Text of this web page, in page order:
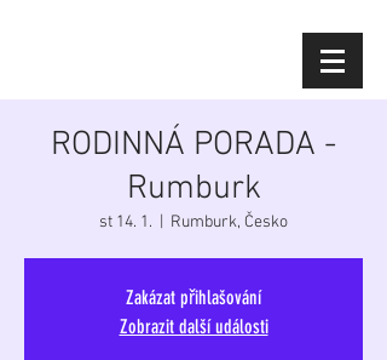
RODINNÁ PORADA -
Rumburk
st 14. 1. Rumburk, Česko
Zakázat přihlašování
Zobrazit další události